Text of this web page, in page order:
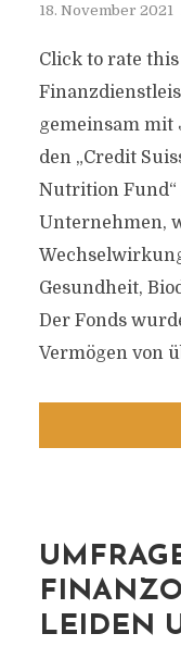
18. November 2021
Click to rate
gemeinsam mit
den „Credit
Nutrition
Unternehmen,
Gesundheit,
Der Fonds
Vermögen von
LEIDEN